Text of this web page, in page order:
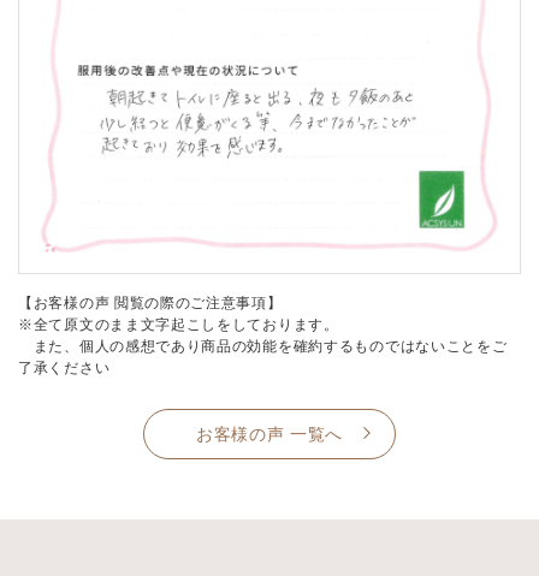
【お客様の声 閲覧の際のご注意事項】
※全て原文のまま文字起こしをしております。
また、個人の感想であり商品の効能を確約するものではないことをご
了承ください
お客様の声 一覧へ